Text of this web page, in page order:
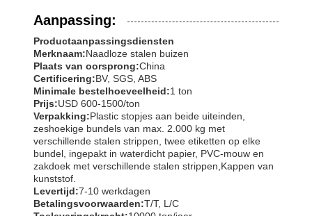
Aanpassing:
Productaanpassingsdiensten
Merknaam:Naadloze stalen buizen
Plaats van oorsprong:China
Certificering:BV, SGS, ABS
Minimale bestelhoeveelheid:1 ton
Prijs:USD 600-1500/ton
Verpakking:Plastic stopjes aan beide uiteinden,
zeshoekige bundels van max. 2.000 kg met
verschillende stalen strippen, twee etiketten op elke
bundel, ingepakt in waterdicht papier, PVC-mouw en
zakdoek met verschillende stalen strippen,Kappen van
kunststof.
Levertijd:7-10 werkdagen
Betalingsvoorwaarden:T/T, L/C